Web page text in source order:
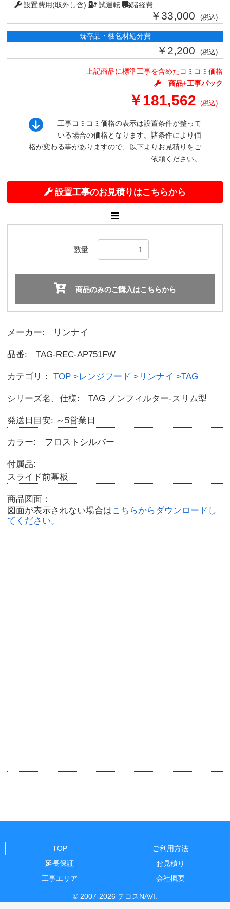
設置費用(取外し含)
試運転 諸経費
￥33,000 (税込)
既存品・梱包材処分費
￥2,200 (税込)
上記商品に標準工事を含めたコミコミ価格
商品+工事パック
￥181,562 (税込)
工事コミコミ価格の表示は設置条件が整って
いる場合の価格となります。諸条件により価
格が変わる事がありますので、以下よりお見積りをご
依頼ください。
数量
商品のみのご購入はこちらから
メーカー: リンナイ
品番: TAG-REC-AP751FW
カテゴリ： TOP >レンジフード >リンナイ >TAG
シリーズ名、仕様: TAG ノンフィルター-スリム型
発送日目安: ～5営業日
カラー: フロストシルバー
付属品:
スライド前幕板
商品図面：
図面が表示されない場合はこちらからダウンロードし
てください。
TOP
ご利用方法
延長保証
お見積り
工事エリア
会社概要
© 2007-2026 テコスNAVI.